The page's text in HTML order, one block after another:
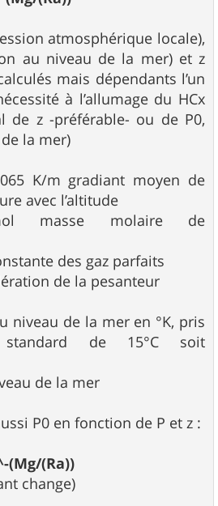
atmosphérique locale),
au niveau de la mer) et z
mais dépendants l’un
à l’allumage du HCx
de z -préférable- ou de P0,
la mer)
K/m gradiant moyen de
avec l’altitude
masse molaire de
des gaz parfaits
de la pesanteur
niveau de la mer en °K, pris
de 15°C soit
de la mer
P0 en fonction de P et z :
(Mg/(Ra))
change)